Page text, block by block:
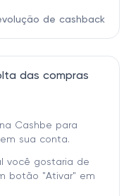
de cashback
das compras
Cashbe para
sua conta.
você gostaria de
botão "Ativar" em